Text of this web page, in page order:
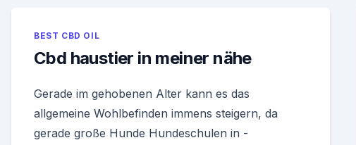
BEST CBD OIL
Cbd haustier in meiner nähe
Gerade im gehobenen Alter kann es das
allgemeine Wohlbefinden immens steigern, da
gerade große Hunde Hundeschulen in -